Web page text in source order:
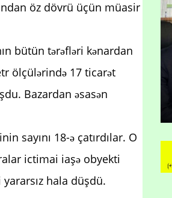
öz dövrü üçün müasir
bütün tərəfləri kənardan
ölçülərində 17 ticarət
Bazardan əsasən
sayını 18-ə çatırdılar. O
ictimai iaşə obyekti
hala düşdü.